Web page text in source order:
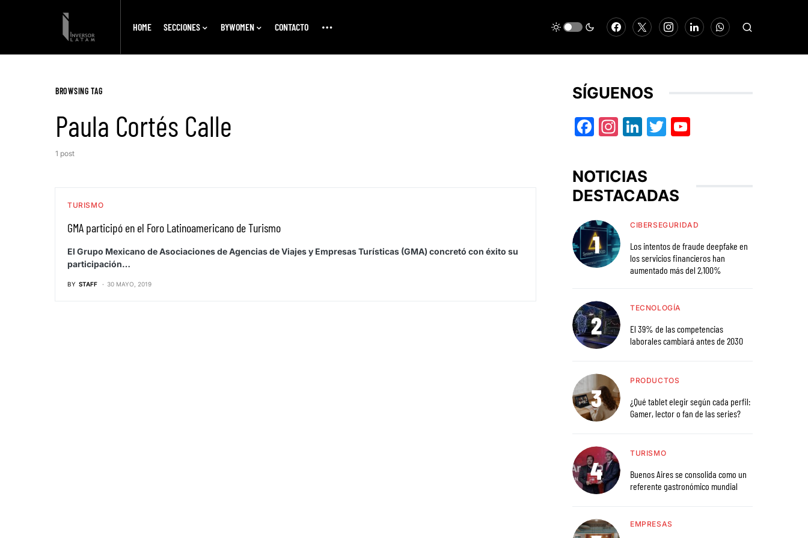
HOME SECCIONES BYWOMEN CONTACTO
BROWSING TAG
Paula Cortés Calle
1 post
TURISMO
GMA participó en el Foro Latinoamericano de Turismo
El Grupo Mexicano de Asociaciones de Agencias de Viajes y Empresas Turísticas (GMA) concretó con éxito su
participación…
BY STAFF 30 MAYO, 2019
SÍGUENOS
Facebook
Instagram
LinkedIn
Twitter
NOTICIAS
DESTACADAS
CIBERSEGURIDAD
Los intentos de fraude deepfake en
los servicios financieros han
aumentado más del 2,100%
TECNOLOGÍA
El 39% de las competencias
laborales cambiará antes de 2030
PRODUCTOS
¿Qué tablet elegir según cada perfil:
Gamer, lector o fan de las series?
TURISMO
Buenos Aires se consolida como un
referente gastronómico mundial
EMPRESAS